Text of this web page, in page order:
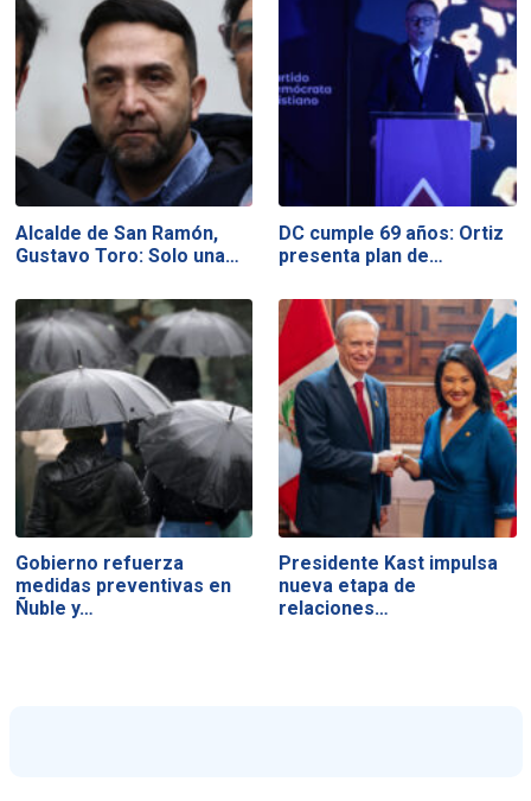
Alcalde de San Ramón,
Gustavo Toro: Solo una…
DC cumple 69 años: Ortiz
presenta plan de…
Gobierno refuerza
medidas preventivas en
Ñuble y…
Presidente Kast impulsa
nueva etapa de
relaciones…